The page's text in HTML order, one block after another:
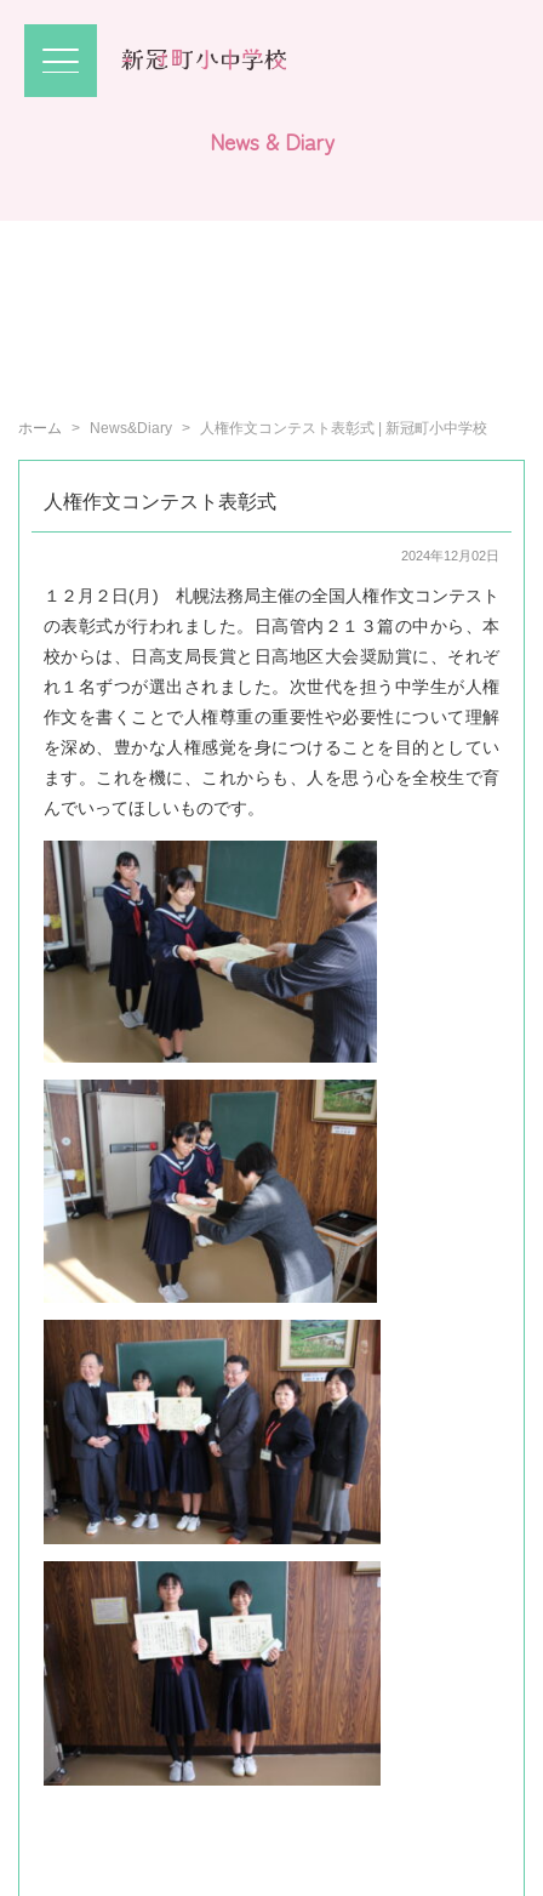
News & Diary
ホーム News&Diary 人権作文コンテスト表彰式 | 新冠町小中学校
人権作文コンテスト表彰式
2024年12月02日
１２月２日(月) 札幌法務局主催の全国人権作文コンテスト
の表彰式が行われました。日高管内２１３篇の中から、本
校からは、日高支局長賞と日高地区大会奨励賞に、それぞ
れ１名ずつが選出されました。次世代を担う中学生が人権
作文を書くことで人権尊重の重要性や必要性について理解
を深め、豊かな人権感覚を身につけることを目的としてい
ます。これを機に、これからも、人を思う心を全校生で育
んでいってほしいものです。